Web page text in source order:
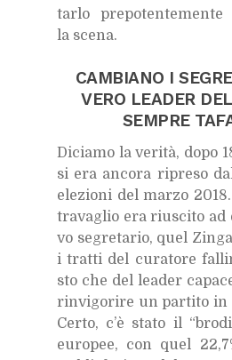
tar­lo
la sce­na.
CAM­BIA­NO I
VERO LEA­DER
SEM­PRE
Di­cia­mo la ve­ri­tà, dopo
si era an­co­ra ri­pre­so
ele­zio­ni del mar­zo
tra­va­glio era riu­sci­to
vo se­gre­ta­rio, quel
i trat­ti del cu­ra­to­re
sto che del lea­der
rin­vi­go­ri­re un par­ti­to in
Cer­to, c’è sta­to il
eu­ro­pee, con quel